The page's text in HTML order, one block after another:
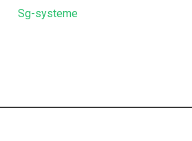
Sg-systeme